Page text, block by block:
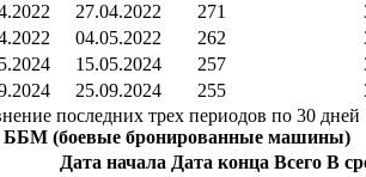
27.04.2022 271
04.05.2022 262
15.05.2024 257
25.09.2024 255
последних трех периодов по 30 дней
ББМ (боевые бронированные машины)
Дата начала Дата конца Всего В